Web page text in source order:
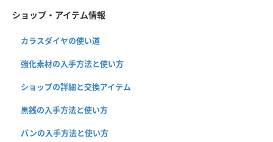
ショップ・アイテム情報
カラスダイヤの使い道
強化素材の入手方法と使い方
ショップの詳細と交換アイテム
黒銭の入手方法と使い方
パンの入手方法と使い方